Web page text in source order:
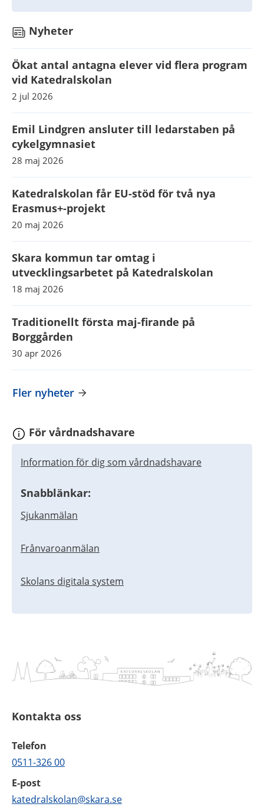
Nyheter
Ökat antal antagna elever vid flera program
vid Katedralskolan
2 jul 2026
Emil Lindgren ansluter till ledarstaben på
cykelgymnasiet
28 maj 2026
Katedralskolan får EU-stöd för två nya
Erasmus+-projekt
20 maj 2026
Skara kommun tar omtag i
utvecklingsarbetet på Katedralskolan
18 maj 2026
Traditionellt första maj-firande på
Borggården
30 apr 2026
Fler nyheter
För vårdnadshavare
Information för dig som vårdnadshavare
Snabblänkar:
Sjukanmälan
Frånvaroanmälan
Skolans digitala system
Kontakta oss
Telefon
0511-326 00
E-post
katedralskolan@skara.se